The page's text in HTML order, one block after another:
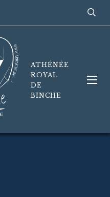
ATHÉNÉE
ROYAL
DE
BINCHE